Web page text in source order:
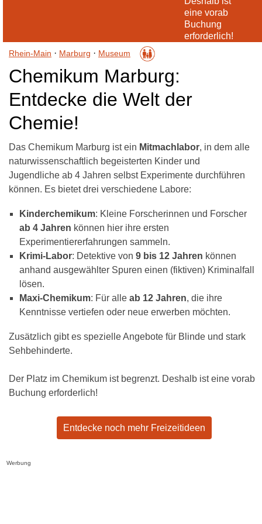
eine vorab
Buchung
erforderlich!
Rhein-Main · Marburg · Museum
Chemikum Marburg:
Entdecke die Welt der
Chemie!
Das Chemikum Marburg ist ein Mitmachlabor, in dem alle
naturwissenschaftlich begeisterten Kinder und
Jugendliche ab 4 Jahren selbst Experimente durchführen
können. Es bietet drei verschiedene Labore:
Kinderchemikum: Kleine Forscherinnen und Forscher
ab 4 Jahren können hier ihre ersten
Experimentiererfahrungen sammeln.
Krimi-Labor: Detektive von 9 bis 12 Jahren können
anhand ausgewählter Spuren einen (fiktiven) Kriminalfall
lösen.
Maxi-Chemikum: Für alle ab 12 Jahren, die ihre
Kenntnisse vertiefen oder neue erwerben möchten.
Zusätzlich gibt es spezielle Angebote für Blinde und stark
Sehbehinderte.
Der Platz im Chemikum ist begrenzt. Deshalb ist eine vorab
Buchung erforderlich!
Entdecke noch mehr Freizeitideen
Werbung